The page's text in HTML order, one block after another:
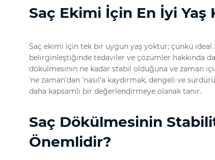
Saç Ekimi İçin En İyi Yaş
Saç ekimi için tek bir uygun yaş yoktur; çünkü ideal
belirginleştiğinde tedaviler ve çözümler hakkında
dökülmesinin ne kadar stabil olduğuna ve zaman
'ne zaman'dan 'nasıl'a kaydırmak, dengeli ve
daha kapsamlı bir değerlendirmeye olanak tanır.
Saç Dökülmesinin
Önemlidir?